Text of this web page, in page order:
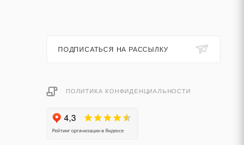
ПОДПИСАТЬСЯ НА РАССЫЛКУ
ПОЛИТИКА КОНФИДЕНЦИАЛЬНОСТИ